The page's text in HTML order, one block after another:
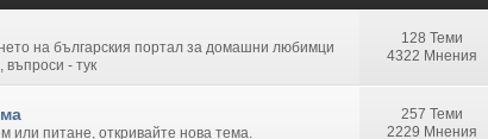
на българския портал за домашни любимци
- тук
128 Теми
4322 Мнения
или питане, откривайте нова тема.
257 Теми
2229 Мнения